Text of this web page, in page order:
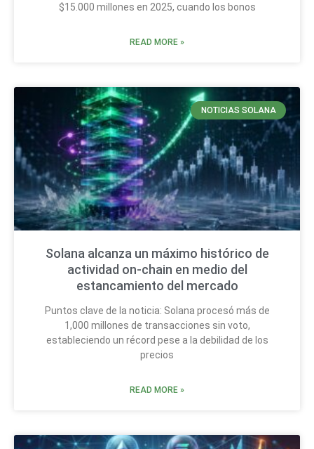
$15.000 millones en 2025, cuando los bonos
READ MORE »
NOTICIAS SOLANA
Solana alcanza un máximo histórico de
actividad on-chain en medio del
estancamiento del mercado
Puntos clave de la noticia: Solana procesó más de
1,000 millones de transacciones sin voto,
estableciendo un récord pese a la debilidad de los
precios
READ MORE »